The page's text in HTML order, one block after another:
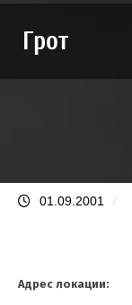
Грот
01.09.2001 /
Адрес локации: